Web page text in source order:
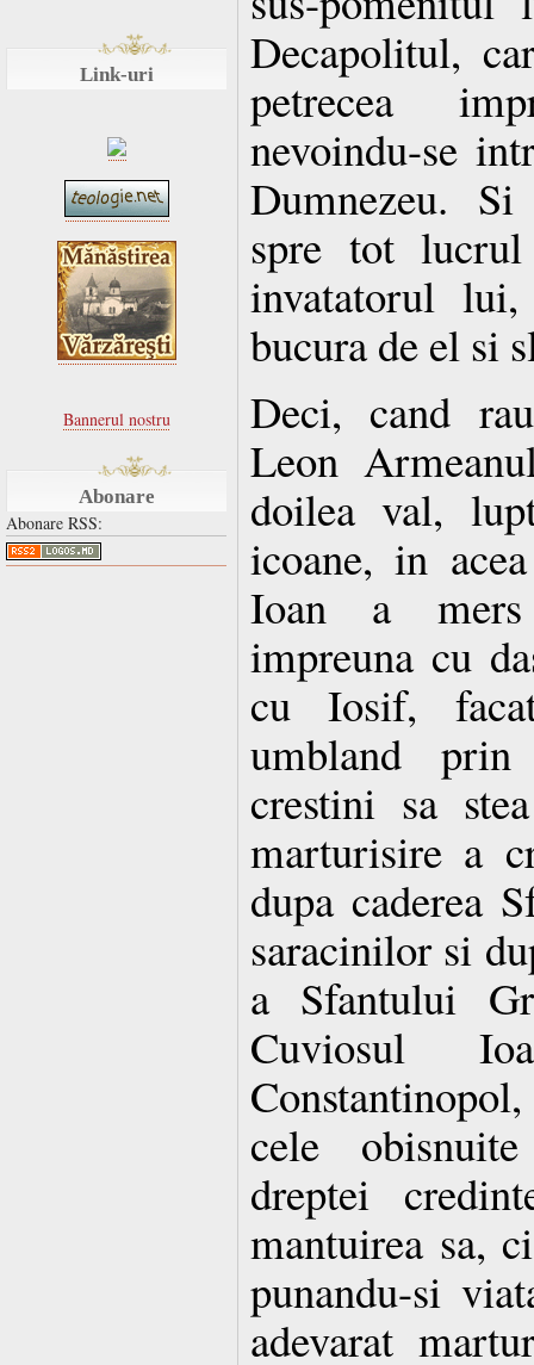
Link-uri
Bannerul nostru
Abonare
Abonare RSS:
Decapolitul,
petrecea
nevoindu-se
Dumnezeu.
spre tot
invatatorul
bucura de el si
Deci, cand
Leon
doilea val,
icoane, in
Ioan a mers
impreuna cu
cu Iosif,
umbland
crestini sa
marturisire a
dupa caderea
saracinilor si
a Sfantului
Cuviosul
cele
dreptei
mantuirea sa,
punandu-si
adevarat